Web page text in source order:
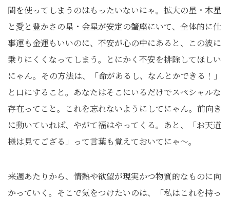
間を使ってしまうのはもったいないにゃ。拡大の星・木星
と愛と豊かさの星・金星が安定の蟹座にいて、全体的に仕
事運も金運もいいのに、不安が心の中にあると、この波に
乗りにくくなってしまう。とにかく不安を排除してほしい
にゃん。その方法は、「命があるし、なんとかできる！」
と口にすること。あなたはそこにいるだけでスペシャルな
存在ってこと。これを忘れないようにしてにゃん。前向き
に動いていれば、やがて福はやってくる。あと、「お天道
様は見てござる」って言葉も覚えておいてにゃ〜。
来週あたりから、情熱や欲望が現実かつ物質的なものに向
かっていく。そこで気をつけたいのは、「私はこれを持っ